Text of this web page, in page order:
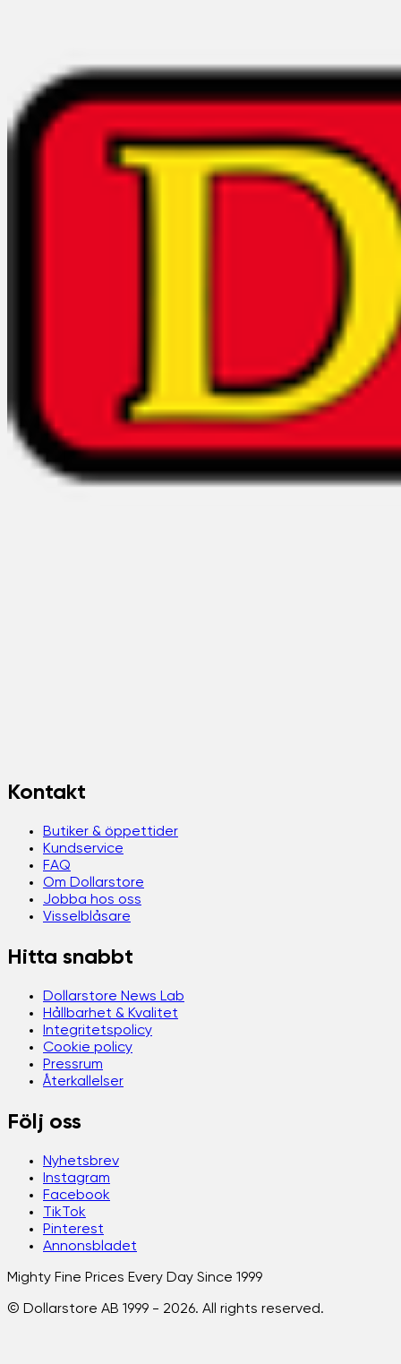
Kontakt
Butiker & öppettider
Kundservice
FAQ
Om Dollarstore
Jobba hos oss
Visselblåsare
Hitta snabbt
Dollarstore News Lab
Hållbarhet & Kvalitet
Integritetspolicy
Cookie policy
Pressrum
Återkallelser
Följ oss
Nyhetsbrev
Instagram
Facebook
TikTok
Pinterest
Annonsbladet
Mighty Fine Prices Every Day Since 1999
© Dollarstore AB 1999 - 2026. All rights reserved.